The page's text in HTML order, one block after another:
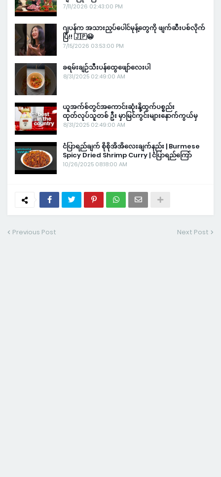
7/11/2026 02:43:00 PM
ဂျပန်က အသားညှပ်ပေါင်မုန့်တွေကို ဖျက်ဆီးပစ်လိုက်
ပြီ!! 🇯🇵😭
7/15/2026 03:53:00 PM
ခရမ်းချဉ်သီးပန်ထွေဖျော်လေးပါ
8/31/2025 02:49:00 AM
ယူအက်စ်တွင်အကောင်းဆုံးနို့ထွက်ပစ္စည်း
ထုတ်လုပ်သူတစ် ဦး မှာမြင်ကွင်းများနောက်ကွယ်မှ
8/31/2025 02:49:00 AM
ငံပြာရည်ချက် စိုစိုအိအိလေးချက်နည်း | Burmese
Spicy Dried Shrimp Curry | ငံပြာရည်ကြော်
10/26/2025 08:18:00 AM
Previous Post Next Post